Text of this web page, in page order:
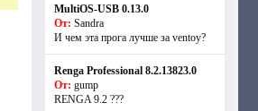
MultiOS-USB 0.13.0
От: Sandra
И чем эта прога лучше за ventoy?
Renga Professional 8.2.13823.0
От: gump
RENGA 9.2 ???